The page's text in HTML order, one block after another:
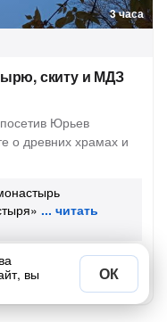
3 часа
скиту и МДЗ
Юрьев
о древних храмах и
вы
ОК